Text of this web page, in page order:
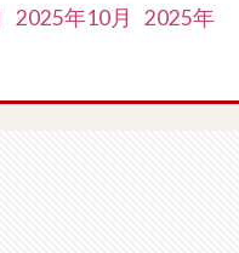
2025年10月
2025年